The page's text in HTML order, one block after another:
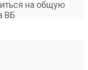
на общую
ВБ